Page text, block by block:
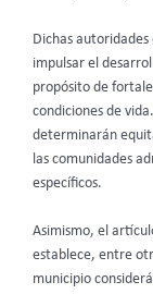
Dichas
impulsar el
propósito de
condiciones de
determinarán
las comunidades
específicos.
Asimismo, el
establece, entre
municipio